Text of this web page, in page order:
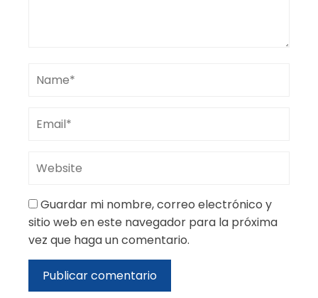
Guardar mi nombre, correo electrónico y
sitio web en este navegador para la próxima
vez que haga un comentario.